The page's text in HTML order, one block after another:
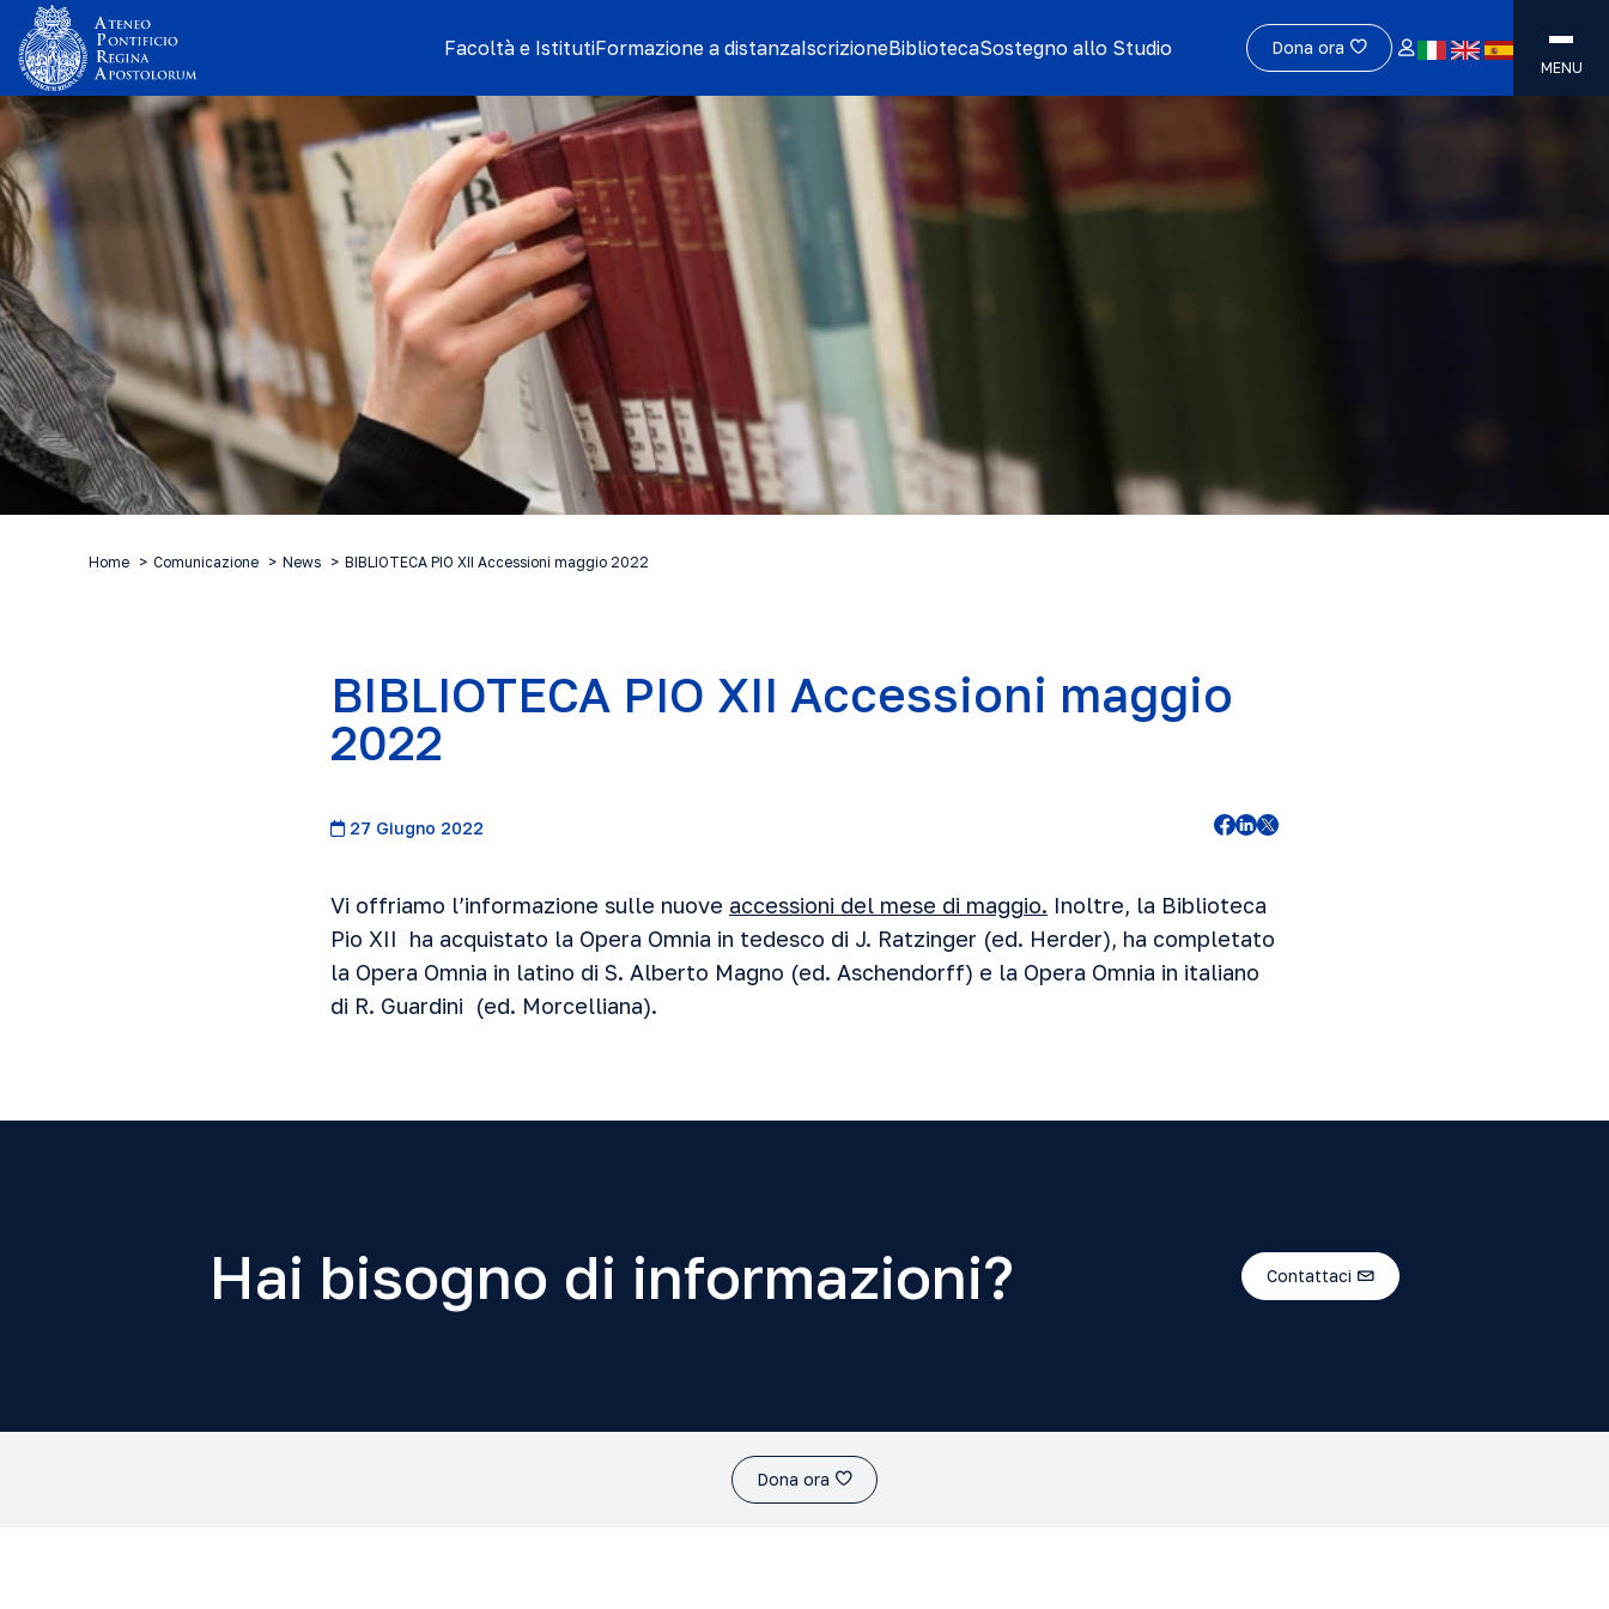
Facoltà e IstitutiFormazione a distanzaIscrizioneBibliotecaSostegno allo Studio Dona ora
MENU
Home Comunicazione News BIBLIOTECA PIO XII Accessioni maggio 2022
BIBLIOTECA PIO XII Accessioni maggio
2022
27 Giugno 2022
Vi offriamo l’informazione sulle nuove accessioni del mese di maggio. Inoltre, la Biblioteca
Pio XII ha acquistato la Opera Omnia in tedesco di J. Ratzinger (ed. Herder), ha completato
la Opera Omnia in latino di S. Alberto Magno (ed. Aschendorff) e la Opera Omnia in italiano
di R. Guardini (ed. Morcelliana).
Hai bisogno di informazioni? Contattaci
Dona ora